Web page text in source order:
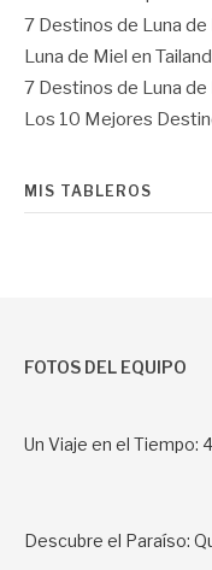
7 Destinos de Luna de
Luna de Miel en
7 Destinos de Luna de
Los 10 Mejores
MIS TABLEROS
FOTOS DEL EQUIPO
Un Viaje en el Tiempo:
Descubre el Paraíso: